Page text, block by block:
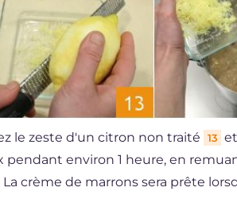
le zeste d'un citron non traité 13
pendant environ 1 heure, en
La crème de marrons sera prête